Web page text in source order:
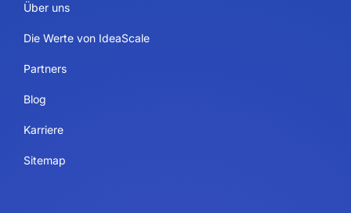
Über uns
Die Werte von IdeaScale
Partners
Blog
Karriere
Sitemap